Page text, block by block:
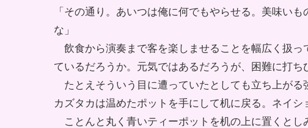
「その通り。あいつは俺に何でもやらせる。美味い
な」
飲食から演奏まで客を楽しませることを幅広く扱っ
ているだろうか。元気ではあるだろうが、困難に打ち
たとえそういう目に遭っていたとしても立ち上がる
カズタカは温めたポットを手にして机に戻る。ネイ
ことんと丸く青いティーポットを机の上に置くとし